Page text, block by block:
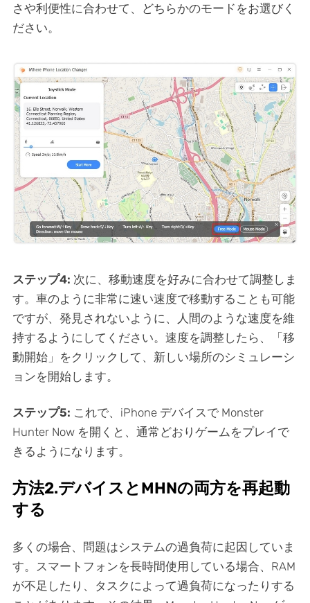
さや利便性に合わせて、どちらかのモードをお選びく
ださい。
ステップ4: 次に、移動速度を好みに合わせて調整しま
す。車のように非常に速い速度で移動することも可能
ですが、発見されないように、人間のような速度を維
持するようにしてください。速度を調整したら、「移
動開始」をクリックして、新しい場所のシミュレーシ
ョンを開始します。
ステップ5: これで、iPhone デバイスで Monster
Hunter Now を開くと、通常どおりゲームをプレイで
きるようになります。
方法2.デバイスとMHNの両方を再起動
する
多くの場合、問題はシステムの過負荷に起因していま
す。スマートフォンを長時間使用している場合、RAM
が不足したり、タスクによって過負荷になったりする